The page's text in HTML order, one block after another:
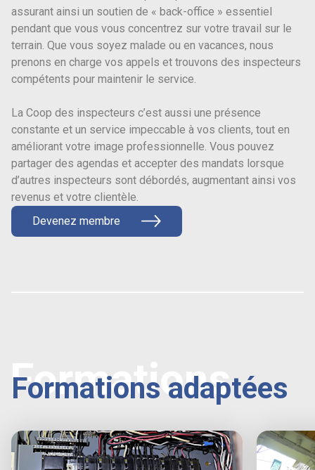
assurant ainsi un soutien de « back-office » essentiel
pendant que vous vous concentrez sur votre travail sur le
terrain. Que vous soyez malade ou en vacances, nous
prenons en charge vos appels et trouvons des inspecteurs
compétents pour maintenir le service.
La Coop des inspecteurs c’est aussi une présence
constante et un service impeccable à vos clients, tout en
améliorant votre image professionnelle. Vous pouvez
partager des agendas et accepter des mandats lorsque
d’autres inspecteurs sont débordés, augmentant ainsi vos
revenus et votre clientèle.
Devenez membre
Formations adaptées
Formations